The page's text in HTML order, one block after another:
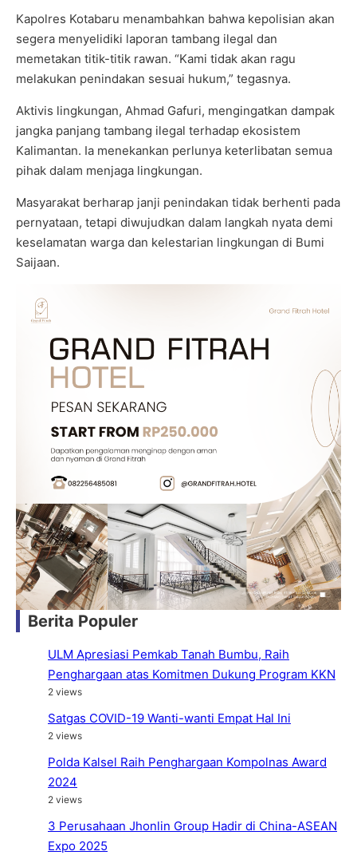
Kapolres Kotabaru menambahkan bahwa kepolisian akan
segera menyelidiki laporan tambang ilegal dan
memetakan titik-titik rawan. “Kami tidak akan ragu
melakukan penindakan sesuai hukum,” tegasnya.
Aktivis lingkungan, Ahmad Gafuri, mengingatkan dampak
jangka panjang tambang ilegal terhadap ekosistem
Kalimantan. Ia menekankan perlunya keterlibatan semua
pihak dalam menjaga lingkungan.
Masyarakat berharap janji penindakan tidak berhenti pada
pernyataan, tetapi diwujudkan dalam langkah nyata demi
keselamatan warga dan kelestarian lingkungan di Bumi
Saijaan.
Berita Populer
ULM Apresiasi Pemkab Tanah Bumbu, Raih
Penghargaan atas Komitmen Dukung Program KKN
2 views
Satgas COVID-19 Wanti-wanti Empat Hal Ini
2 views
Polda Kalsel Raih Penghargaan Kompolnas Award
2024
2 views
3 Perusahaan Jhonlin Group Hadir di China-ASEAN
Expo 2025